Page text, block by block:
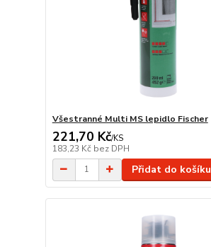
Všestranné Multi MS lepidlo Fischer
221,70 Kč/KS
183,23 Kč bez DPH
Přidat do košíku